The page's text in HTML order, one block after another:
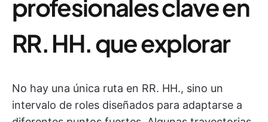
profesionales clave en
RR. HH. que explorar
No hay una única ruta en RR. HH., sino un
intervalo de roles diseñados para adaptarse a